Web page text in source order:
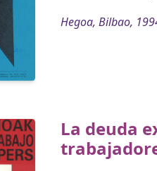
Hegoa, Bilbao,
La deuda